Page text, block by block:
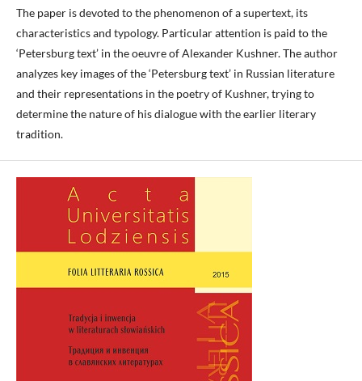
The paper is devoted to the phenomenon of a supertext, its
characteristics and typology. Particular attention is paid to the
‘Petersburg text’ in the oeuvre of Alexander Kushner. The author
analyzes key images of the ‘Petersburg text’ in Russian literature
and their representations in the poetry of Kushner, trying to
determine the nature of his dialogue with the earlier literary
tradition.